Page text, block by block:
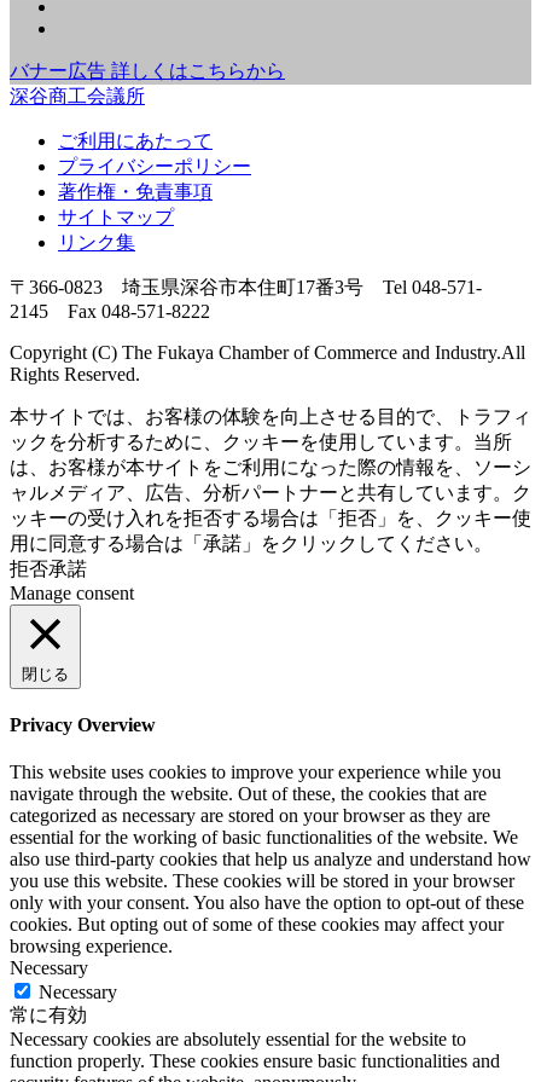
バナー広告 詳しくはこちらから
深谷商工会議所
ご利用にあたって
プライバシーポリシー
著作権・免責事項
サイトマップ
リンク集
〒366-0823 埼玉県深谷市本住町17番3号 Tel 048-571-
2145 Fax 048-571-8222
Copyright (C) The Fukaya Chamber of Commerce and Industry.All
Rights Reserved.
本サイトでは、お客様の体験を向上させる目的で、トラフィ
ックを分析するために、クッキーを使用しています。当所
は、お客様が本サイトをご利用になった際の情報を、ソーシ
ャルメディア、広告、分析パートナーと共有しています。ク
ッキーの受け入れを拒否する場合は「拒否」を、クッキー使
用に同意する場合は「承諾」をクリックしてください。
拒否承諾
Manage consent
閉じる
Privacy Overview
This website uses cookies to improve your experience while you
navigate through the website. Out of these, the cookies that are
categorized as necessary are stored on your browser as they are
essential for the working of basic functionalities of the website. We
also use third-party cookies that help us analyze and understand how
you use this website. These cookies will be stored in your browser
only with your consent. You also have the option to opt-out of these
cookies. But opting out of some of these cookies may affect your
browsing experience.
Necessary
Necessary
常に有効
Necessary cookies are absolutely essential for the website to
function properly. These cookies ensure basic functionalities and